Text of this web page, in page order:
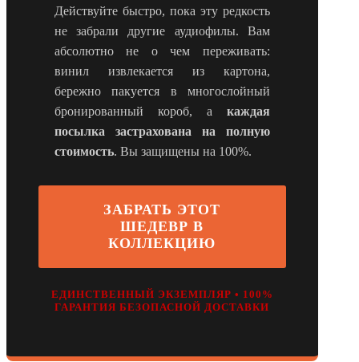
Действуйте быстро, пока эту редкость
не забрали другие аудиофилы. Вам
абсолютно не о чем переживать:
винил извлекается из картона,
бережно пакуется в многослойный
бронированный короб, а каждая
посылка застрахована на полную
стоимость. Вы защищены на 100%.
ЗАБРАТЬ ЭТОТ
ШЕДЕВР В
КОЛЛЕКЦИЮ
ЕДИНСТВЕННЫЙ ЭКЗЕМПЛЯР • 100%
ГАРАНТИЯ БЕЗОПАСНОЙ ДОСТАВКИ